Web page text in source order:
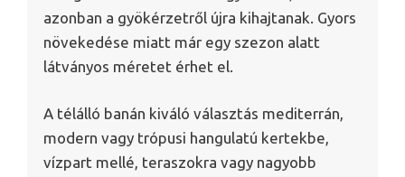
azonban a gyökérzetről újra kihajtanak. Gyors
növekedése miatt már egy szezon alatt
látványos méretet érhet el.
A télálló banán kiváló választás mediterrán,
modern vagy trópusi hangulatú kertekbe,
vízpart mellé, teraszokra vagy nagyobb